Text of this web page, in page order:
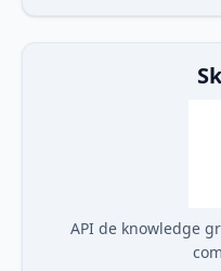
API de knowledge